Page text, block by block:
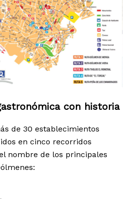
con historia
de 30 establecimientos
en cinco recorridos
nombre de los principales